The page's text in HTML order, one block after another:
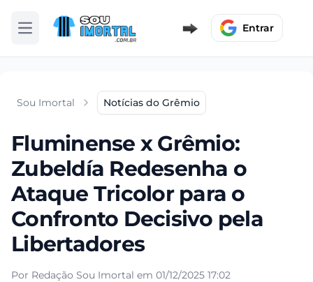
Abrir menu Entrar
Sou Imortal Notícias do Grêmio
Fluminense x Grêmio:
Zubeldía Redesenha o
Ataque Tricolor para o
Confronto Decisivo pela
Libertadores
Por Redação Sou Imortal em 01/12/2025 17:02